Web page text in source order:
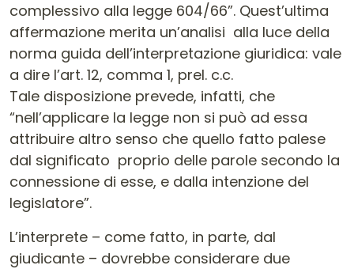
complessivo alla legge 604/66”. Quest’ultima
affermazione merita un’analisi alla luce della
norma guida dell’interpretazione giuridica: vale
a dire l’art. 12, comma 1, prel. c.c.
Tale disposizione prevede, infatti, che
“nell’applicare la legge non si può ad essa
attribuire altro senso che quello fatto palese
dal significato proprio delle parole secondo la
connessione di esse, e dalla intenzione del
legislatore”.
L’interprete – come fatto, in parte, dal
giudicante – dovrebbe considerare due